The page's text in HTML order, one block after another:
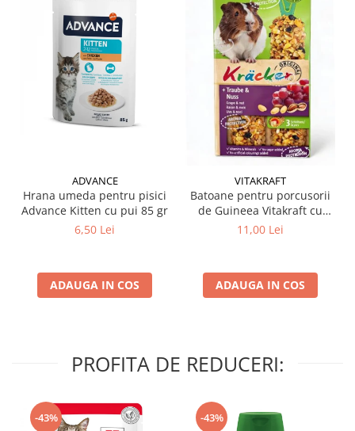
ADVANCE
Hrana umeda pentru pisici
Advance Kitten cu pui 85 gr
6,50 Lei
ADAUGA IN COS
VITAKRAFT
Batoane pentru porcusorii
de Guineea Vitakraft cu
struguri & nuci 2 buc
11,00 Lei
ADAUGA IN COS
PROFITA DE REDUCERI:
-43% -43%